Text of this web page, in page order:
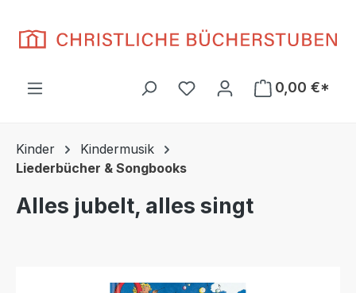
Du hast 0 Produkte auf
0,00 €*
Kinder
Kindermusik
Liederbücher & Songbooks
Alles jubelt, alles singt